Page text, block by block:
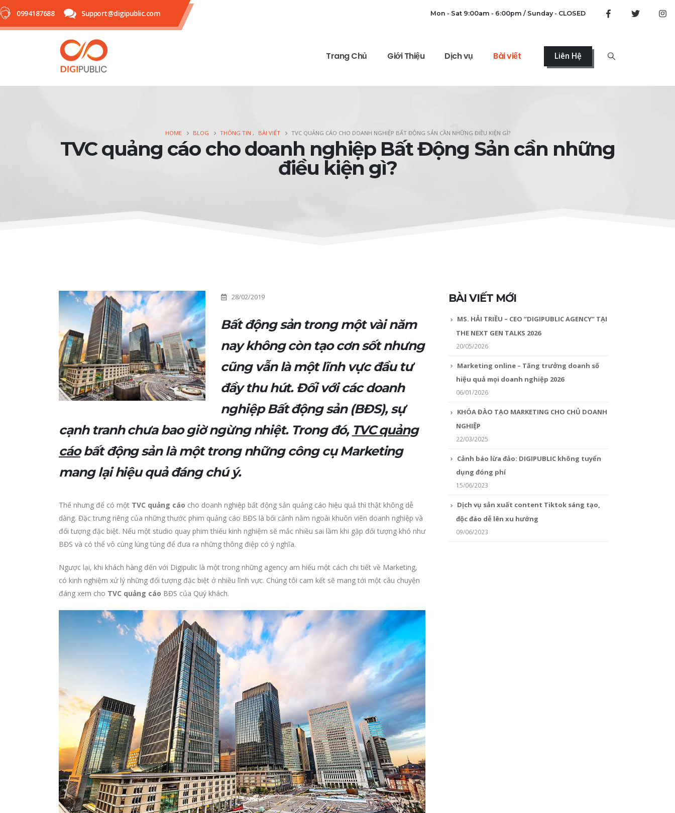
0994187688 Support@digipublic.com Mon - Sat 9:00am - 6:00pm / Sunday - CLOSED
Trang Chủ Giới Thiệu Dịch vụ Bài viết Liên Hệ
HOME BLOG THÔNG TIN , BÀI VIẾT TVC QUẢNG CÁO CHO DOANH NGHIỆP BẤT ĐỘNG SẢN CẦN NHỮNG ĐIỀU KIỆN GÌ?
TVC quảng cáo cho doanh nghiệp Bất Động Sản cần những
điều kiện gì?
28/02/2019
Bất động sản trong một vài năm
nay không còn tạo cơn sốt nhưng
cũng vẫn là một lĩnh vực đầu tư
đầy thu hút. Đối với các doanh
nghiệp Bất động sản (BĐS), sự
cạnh tranh chưa bao giờ ngừng nhiệt. Trong đó, TVC quảng
cáobất động sản là một trong những công cụ Marketing
mang lại hiệu quả đáng chú ý.
Thế nhưng để có một TVC quảng cáo cho doanh nghiệp bất động sản quảng cáo hiệu quả thì thật không dễ
dàng. Đặc trưng riêng của những thước phim quảng cáo BĐS là bối cảnh nằm ngoài khuôn viên doanh nghiệp và
đối tượng đặc biệt. Nếu một studio quay phim thiếu kinh nghiệm sẽ mắc nhiều sai lầm khi gặp đối tượng khó như
BĐS và có thể vô cùng lúng túng để đưa ra những thông điệp có ý nghĩa.
Ngược lại, khi khách hàng đến với Digipulic là một trong những agency am hiểu một cách chi tiết về Marketing,
có kinh nghiệm xử lý những đối tượng đặc biệt ở nhiều lĩnh vực. Chúng tôi cam kết sẽ mang tới một câu chuyện
đáng xem cho TVC quảng cáo BĐS của Quý khách.
BÀI VIẾT MỚI
MS. HẢI TRIỀU – CEO “DIGIPUBLIC AGENCY” TẠI
THE NEXT GEN TALKS 2026
20/05/2026
Marketing online – Tăng trưởng doanh số
hiệu quả mọi doanh nghiệp 2026
06/01/2026
KHÓA ĐÀO TẠO MARKETING CHO CHỦ DOANH
NGHIỆP
22/03/2025
Cảnh báo lừa đảo: DIGIPUBLIC không tuyển
dụng đóng phí
15/06/2023
Dịch vụ sản xuất content Tiktok sáng tạo,
độc đáo dễ lên xu hướng
09/06/2023